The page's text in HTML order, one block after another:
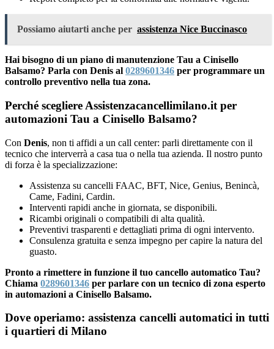
Possiamo aiutarti anche per assistenza Nice Buccinasco
Hai bisogno di un piano di manutenzione Tau a Cinisello
Balsamo? Parla con Denis al 0289601346 per programmare un
controllo preventivo nella tua zona.
Perché scegliere Assistenzacancellimilano.it per
automazioni Tau a Cinisello Balsamo?
Con Denis, non ti affidi a un call center: parli direttamente con il
tecnico che interverrà a casa tua o nella tua azienda. Il nostro punto
di forza è la specializzazione:
Assistenza su cancelli FAAC, BFT, Nice, Genius, Benincà,
Came, Fadini, Cardin.
Interventi rapidi anche in giornata, se disponibili.
Ricambi originali o compatibili di alta qualità.
Preventivi trasparenti e dettagliati prima di ogni intervento.
Consulenza gratuita e senza impegno per capire la natura del
guasto.
Pronto a rimettere in funzione il tuo cancello automatico Tau?
Chiama 0289601346 per parlare con un tecnico di zona esperto
in automazioni a Cinisello Balsamo.
Dove operiamo: assistenza cancelli automatici in tutti
i quartieri di Milano